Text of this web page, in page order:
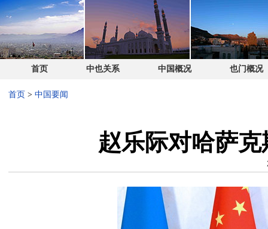
首页 中也关系 中国概况 也门概况
首页 > 中国要闻
赵乐际对哈萨